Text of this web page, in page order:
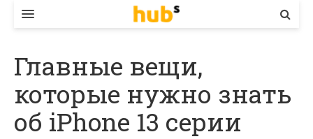
ЕКОНОМІКА
БІЗНЕС
СТАРТЕР
Главные вещи,
которые нужно знать
об iPhone 13 серии